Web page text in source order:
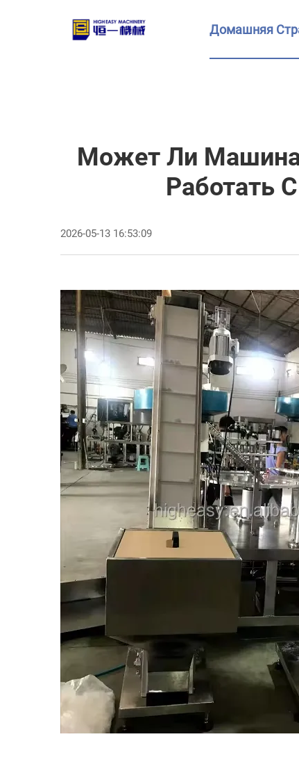
Домашняя
Может Ли Машина
Работать
2026-05-13 16:53:09